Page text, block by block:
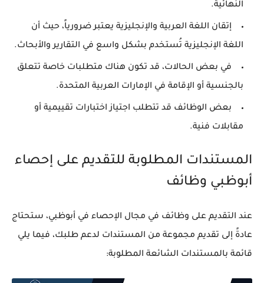
النهائية.
إتقان اللغة العربية والإنجليزية يعتبر ضرورياً، حيث أن
اللغة الإنجليزية تُستخدم بشكل واسع في التقارير والأبحاث.
في بعض الحالات، قد تكون هناك متطلبات خاصة تتعلق
بالجنسية أو الإقامة في الإمارات العربية المتحدة.
بعض الوظائف قد تتطلب اجتياز اختبارات تقييمية أو
مقابلات فنية.
المستندات المطلوبة للتقديم على إحصاء
أبوظبي وظائف
عند التقديم على وظائف في مجال الإحصاء في أبوظبي، ستحتاج
عادةً إلى تقديم مجموعة من المستندات لدعم طلبك، فيما يلي
قائمة بالمستندات الشائعة المطلوبة: